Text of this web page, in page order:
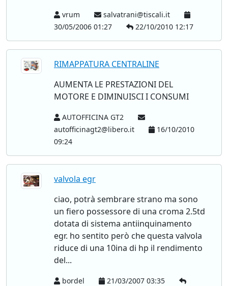
vrum
salvatrani@tiscali.it
30/05/2006 01:27
22/10/2010 12:17
RIMAPPATURA CENTRALINE
AUMENTA LE PRESTAZIONI DEL
MOTORE E DIMINUISCI I CONSUMI
AUTOFFICINA GT2
autofficinagt2@libero.it
16/10/2010
09:24
valvola egr
ciao, potrà sembrare strano ma sono
un fiero possessore di una croma 2.5td
dotata di sistema antiinquinamento
egr. ho sentito però che questa valvola
riduce di una 10ina di hp il rendimento
del...
bordel
21/03/2007 03:35